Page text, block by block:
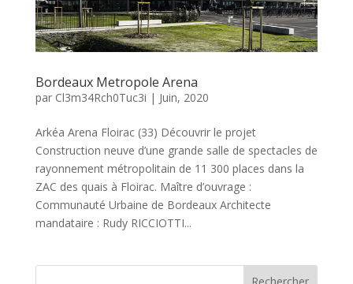
Bordeaux Metropole Arena
par Cl3m34Rch0Tuc3i | Juin, 2020
Arkéa Arena Floirac (33) Découvrir le projet
Construction neuve d’une grande salle de spectacles de
rayonnement métropolitain de 11 300 places dans la
ZAC des quais à Floirac. Maître d’ouvrage :
Communauté Urbaine de Bordeaux Architecte
mandataire : Rudy RICCIOTTI...